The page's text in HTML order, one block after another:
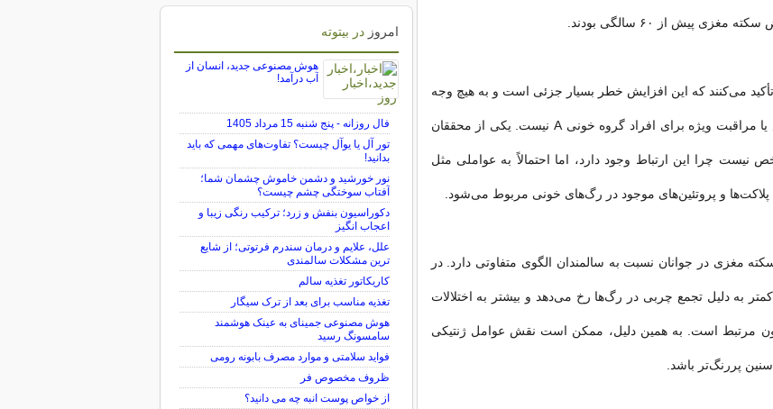
می‌کنند که این افزایش خطر بسیار جزئی است و به هیچ وجه
به معنای نیاز به آزمایش یا مراقبت ویژه برای افراد گروه خونی A نیست. یکی از محققان
نیست چرا این ارتباط وجود دارد، اما احتمالاً به عواملی مثل
و پروتئین‌های موجود در رگ‌های خونی مربوط می‌شود.
مغزی در جوانان نسبت به سالمندان الگوی متفاوتی دارد. در
کمتر به دلیل تجمع چربی در رگ‌ها رخ می‌دهد و بیشتر به اختلالات
مرتبط است. به همین دلیل، ممکن است نقش عوامل ژنتیکی
پررنگ‌تر باشد.
امروز در بیتوته
هوش مصنوعی جدید، انسان از
آب درآمد!
فال روزانه - پنج شنبه 15 مرداد 1405
تور آل یا یوآل چیست؟ تفاوت‌های مهمی که باید
بدانید!
نور خورشید و دشمن خاموش چشمان شما؛
آفتاب سوختگی چشم چیست؟
دکوراسیون بنفش و زرد؛ ترکیب رنگی زیبا و
اعجاب انگیز
علل، علایم و درمان سندرم فرتوتی؛ از شایع
ترین مشکلات سالمندی
کاریکاتور تغذیه سالم
تغذیه مناسب برای بعد از ترک سیگار
هوش مصنوعی جمینای به عینک هوشمند
سامسونگ رسید
فواید سلامتی و موارد مصرف بابونه رومی
ظروف مخصوص فر
از خواص پوست انبه چه می دانید؟